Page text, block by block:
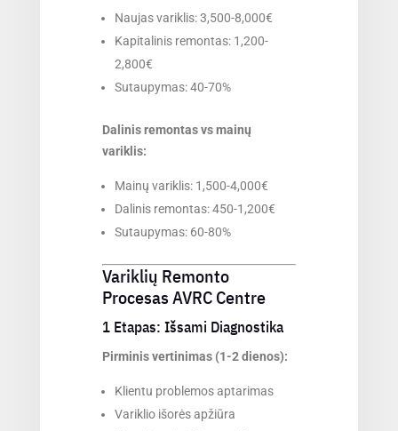
Naujas variklis: 3,500-8,000€
Kapitalinis remontas: 1,200-
2,800€
Sutaupymas: 40-70%
Dalinis remontas vs mainų
variklis:
Mainų variklis: 1,500-4,000€
Dalinis remontas: 450-1,200€
Sutaupymas: 60-80%
Variklių Remonto
Procesas AVRC Centre
1 Etapas: Išsami Diagnostika
Pirminis vertinimas (1-2 dienos):
Klientu problemos aptarimas
Variklio išorės apžiūra